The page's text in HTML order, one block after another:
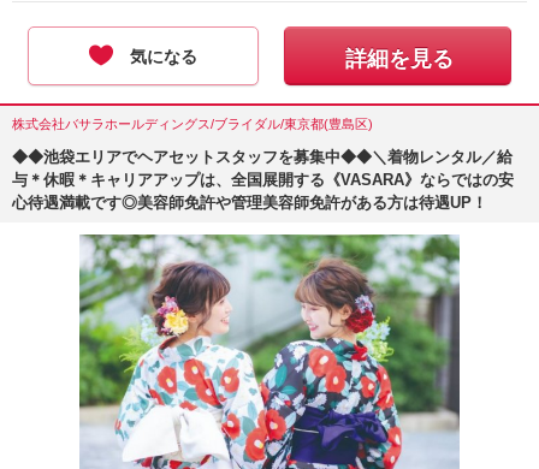
気になる 詳細を見る
株式会社バサラホールディングス/ブライダル/東京都(豊島区)
◆◆池袋エリアでヘアセットスタッフを募集中◆◆＼着物レンタル／給
与＊休暇＊キャリアアップは、全国展開する《VASARA》ならではの安
心待遇満載です◎美容師免許や管理美容師免許がある方は待遇UP！